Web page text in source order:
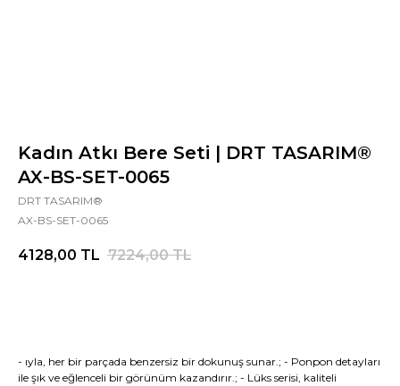
Kadın Atkı Bere Seti | DRT TASARIM®
AX-BS-SET-0065
DRT TASARIM®
AX-BS-SET-0065
4128,00 TL 7224,00 TL
- ıyla, her bir parçada benzersiz bir dokunuş sunar.; - Ponpon detayları
ile şık ve eğlenceli bir görünüm kazandırır.; - Lüks serisi, kaliteli